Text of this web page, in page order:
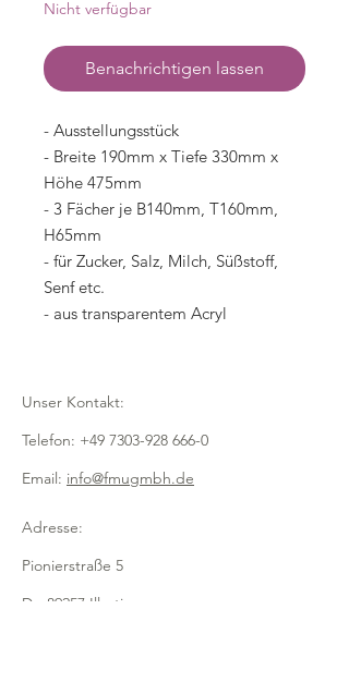
Nicht verfügbar
Benachrichtigen lassen
- Ausstellungsstück
- Breite 190mm x Tiefe 330mm x
Höhe 475mm
- 3 Fächer je B140mm, T160mm,
H65mm
- für Zucker, Salz, Milch, Süßstoff,
Senf etc.
- aus transparentem Acryl
Unser Kontakt:
Telefon: +49 7303-928 666-0
Email: info@fmugmbh.de
Adresse:
Pionierstraße 5
D - 89257 Illertissen